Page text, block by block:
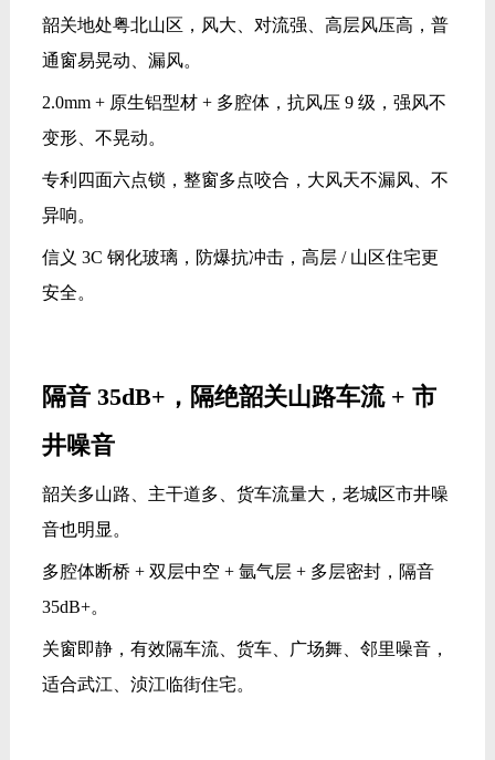
韶关地处粤北山区，风大、对流强、高层风压高，普
通窗易晃动、漏风。
2.0mm + 原生铝型材 + 多腔体，抗风压 9 级，强风不
变形、不晃动。
专利四面六点锁，整窗多点咬合，大风天不漏风、不
异响。
信义 3C 钢化玻璃，防爆抗冲击，高层 / 山区住宅更
安全。
隔音 35dB+，隔绝韶关山路车流 + 市
井噪音
韶关多山路、主干道多、货车流量大，老城区市井噪
音也明显。
多腔体断桥 + 双层中空 + 氩气层 + 多层密封，隔音
35dB+。
关窗即静，有效隔车流、货车、广场舞、邻里噪音，
适合武江、浈江临街住宅。